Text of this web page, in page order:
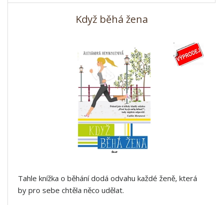
Když běhá žena
Tahle knížka o běhání dodá odvahu každé ženě, která
by pro sebe chtěla něco udělat.